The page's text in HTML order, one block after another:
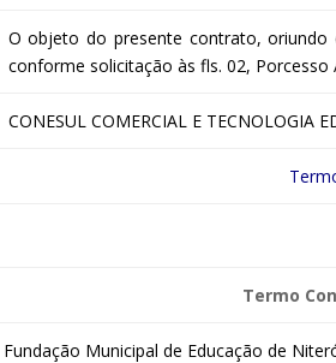
O objeto do presente contrato, oriundo
conforme solicitação às fls. 02,
CONESUL COMERCIAL E TECNOLOGIA
Termo
Fundação Municipal de Educação de